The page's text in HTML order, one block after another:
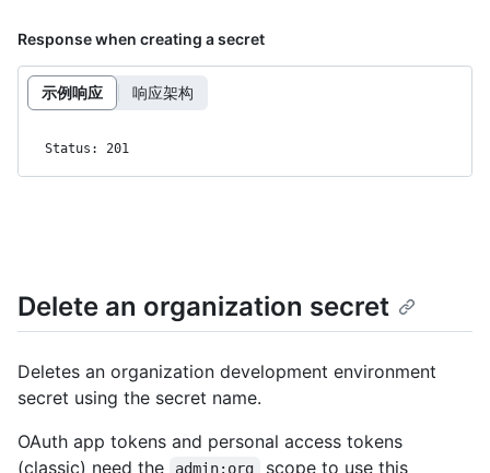
Response when creating a secret
示例响应 响应架构
Status: 201
Delete an organization secret
Deletes an organization development environment
secret using the secret name.
OAuth app tokens and personal access tokens
(classic) need the
admin:org
scope to use this